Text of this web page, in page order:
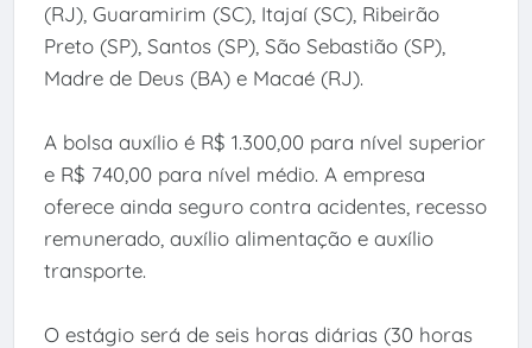
(RJ), Guaramirim (SC), Itajaí (SC), Ribeirão
Preto (SP), Santos (SP), São Sebastião (SP),
Madre de Deus (BA) e Macaé (RJ).
A bolsa auxílio é R$ 1.300,00 para nível superior
e R$ 740,00 para nível médio. A empresa
oferece ainda seguro contra acidentes, recesso
remunerado, auxílio alimentação e auxílio
transporte.
O estágio será de seis horas diárias (30 horas